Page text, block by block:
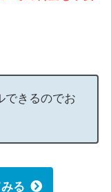
できるのでお
る